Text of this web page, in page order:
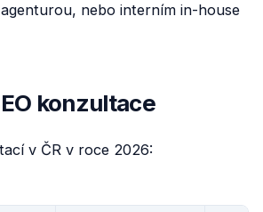
nebo interním in-house
konzultace
v ČR v roce 2026: